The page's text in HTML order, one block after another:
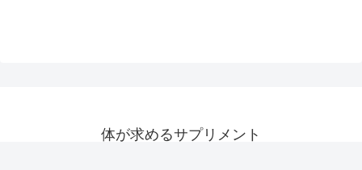
体が求めるサプリメント